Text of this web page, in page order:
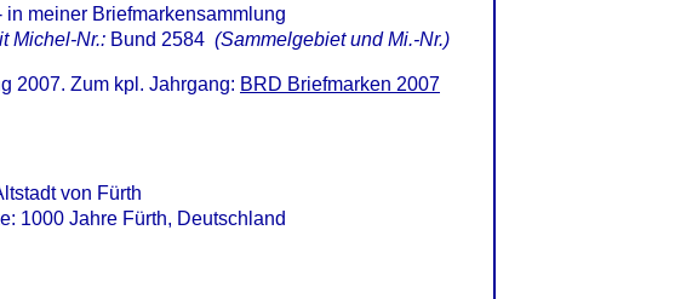
Michel-Nr.: Bund 2584(Sammelgebiet und Mi.-Nr.)
2007. Zum kpl. Jahrgang: BRD Briefmarken 2007
von Fürth
1000 Jahre Fürth, Deutschland